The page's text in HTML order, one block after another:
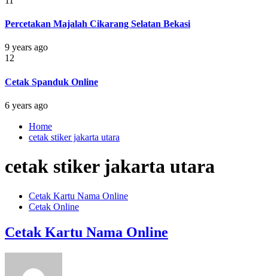
Percetakan Majalah Cikarang Selatan Bekasi
9 years ago
12
Cetak Spanduk Online
6 years ago
Home
cetak stiker jakarta utara
cetak stiker jakarta utara
Cetak Kartu Nama Online
Cetak Online
Cetak Kartu Nama Online